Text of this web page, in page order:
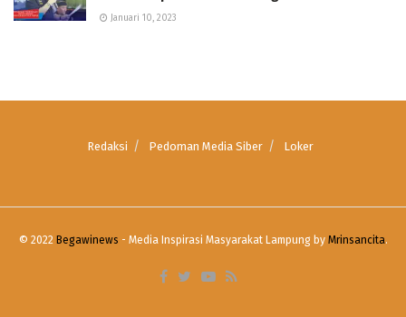
Januari 10, 2023
Redaksi Pedoman Media Siber Loker
© 2022 Begawinews - Media Inspirasi Masyarakat Lampung by Mrinsancita.